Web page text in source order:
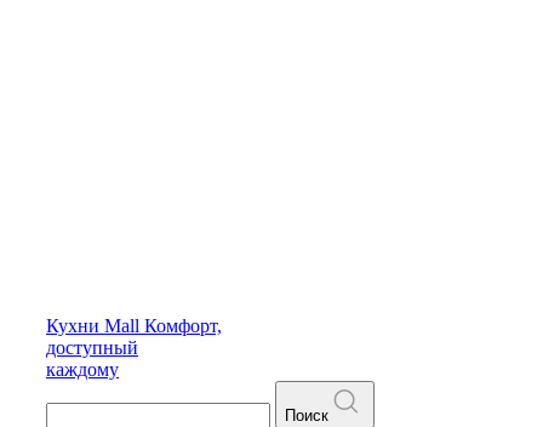
Кухни Mall Комфорт,
доступный
каждому
Поиск